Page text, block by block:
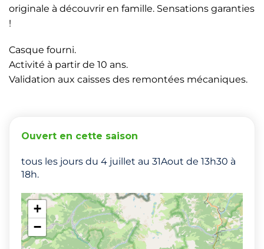
originale à découvrir en famille. Sensations garanties
!
Casque fourni.
Activité à partir de 10 ans.
Validation aux caisses des remontées mécaniques.
Ouvert en cette saison
tous les jours du 4 juillet au 31Aout de 13h30 à
18h.
+
−